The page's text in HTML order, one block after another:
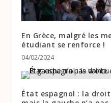
En Grèce, malgré les
étudiant se renforce !
04/02/2024
État espagnol : la